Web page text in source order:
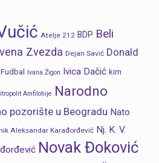
Atelje 212 BDP Beli
Zvezda Dejan Savić Donald
Fudbal Ivana Žigon Ivica Dačić kim
Amfilohije Narodno
pozorište u Beogradu Nato
Aleksandar Karađorđević Nj. K. V.
Novak Đoković